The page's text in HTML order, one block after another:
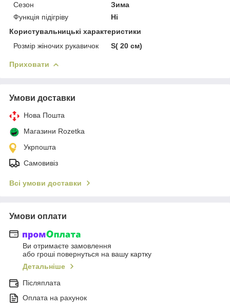
Сезон
Зима
Функція підігріву
Ні
Користувальницькі характеристики
Розмір жіночих рукавичок
S( 20 см)
Приховати
Умови доставки
Нова Пошта
Магазини Rozetka
Укрпошта
Самовивіз
Всі умови доставки
Умови оплати
Ви отримаєте замовлення
або гроші повернуться на вашу картку
Детальніше
Післяплата
Оплата на рахунок